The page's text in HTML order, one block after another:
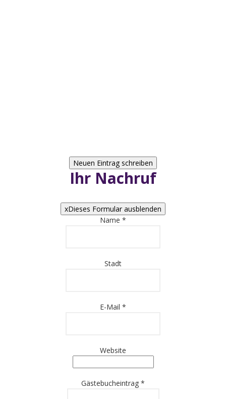
Ihr Nachruf
xDieses Formular ausblenden
Name *
Stadt
E-Mail *
Website
Gästebucheintrag *